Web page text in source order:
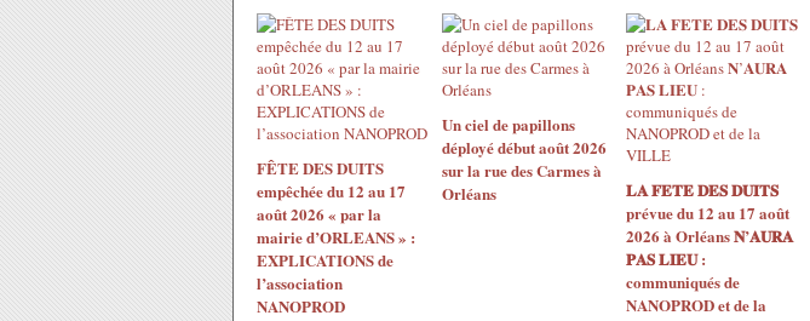
FÊTE DES DUITS
empêchée du 12 au 17
août 2026 « par la
mairie d’ORLEANS » :
EXPLICATIONS de
l’association
NANOPROD
Un ciel de papillons
déployé début août 2026
sur la rue des Carmes à
Orléans
𝐋𝐀 𝐅𝐄𝐓𝐄 𝐃𝐄𝐒 𝐃𝐔𝐈𝐓𝐒
prévue du 12 au 17 août
2026 à Orléans 𝐍’𝐀𝐔𝐑𝐀
𝐏𝐀𝐒 𝐋𝐈𝐄𝐔 :
communiqués de
NANOPROD et de la